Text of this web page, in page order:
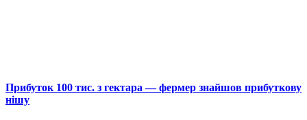
Прибуток 100 тис. з гектара — фермер знайшов прибуткову
нішу